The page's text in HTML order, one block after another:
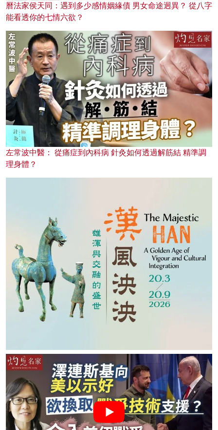
曆法家侯天同：遇到多少感情姻緣債 男女命途迥異？ 從八字
能看透你的七情六欲？
左常波中醫： 從痛症到內科病 針灸如何透過解筋結 精準調
理身體？